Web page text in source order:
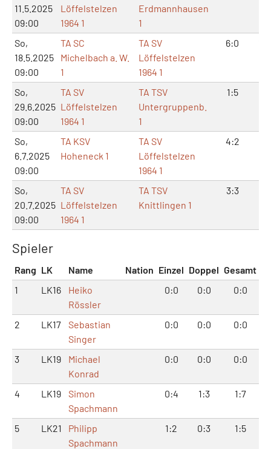
11.5.2025
09:00
Löffelstelzen
1964 1
Erdmannhausen
1
So,
18.5.2025
09:00
TA SC
Michelbach a. W.
1
TA SV
Löffelstelzen
1964 1
6:0
So,
29.6.2025
09:00
TA SV
Löffelstelzen
1964 1
TA TSV
Untergruppenb.
1
1:5
So,
6.7.2025
09:00
TA KSV
Hoheneck 1
TA SV
Löffelstelzen
1964 1
4:2
So,
20.7.2025
09:00
TA SV
Löffelstelzen
1964 1
TA TSV
Knittlingen 1
3:3
Spieler
Rang LK Name Nation Einzel Doppel Gesamt
1
LK16
Heiko
Rössler
0:0 0:0 0:0
2 LK17
Sebastian
Singer
0:0 0:0 0:0
3 LK19
Michael
Konrad
0:0 0:0 0:0
4 LK19
Simon
Spachmann
0:4 1:3 1:7
5 LK21
Philipp
Spachmann
1:2 0:3 1:5